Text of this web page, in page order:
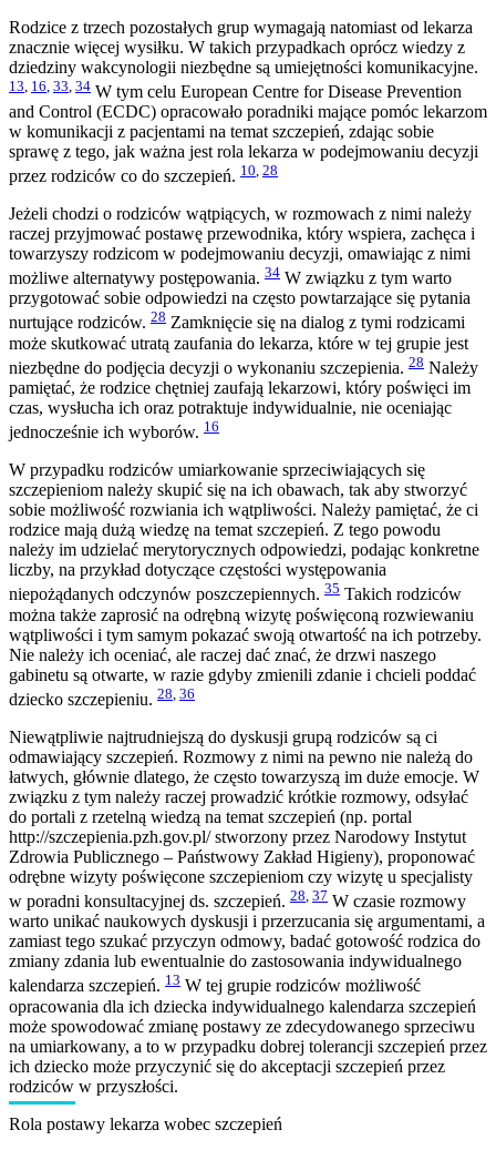
Rodzice z trzech pozostałych grup wymagają natomiast od lekarza
znacznie więcej wysiłku. W takich przypadkach oprócz wiedzy z
dziedziny wakcynologii niezbędne są umiejętności komunikacyjne.
13 16 33 34 W tym celu European Centre for Disease Prevention
and Control (ECDC) opracowało poradniki mające pomóc lekarzom
w komunikacji z pacjentami na temat szczepień, zdając sobie
sprawę z tego, jak ważna jest rola lekarza w podejmowaniu decyzji
przez rodziców co do szczepień. 10 28
Jeżeli chodzi o rodziców wątpiących, w rozmowach z nimi należy
raczej przyjmować postawę przewodnika, który wspiera, zachęca i
towarzyszy rodzicom w podejmowaniu decyzji, omawiając z nimi
możliwe alternatywy postępowania. 34 W związku z tym warto
przygotować sobie odpowiedzi na często powtarzające się pytania
nurtujące rodziców. 28 Zamknięcie się na dialog z tymi rodzicami
może skutkować utratą zaufania do lekarza, które w tej grupie jest
niezbędne do podjęcia decyzji o wykonaniu szczepienia. 28 Należy
pamiętać, że rodzice chętniej zaufają lekarzowi, który poświęci im
czas, wysłucha ich oraz potraktuje indywidualnie, nie oceniając
jednocześnie ich wyborów. 16
W przypadku rodziców umiarkowanie sprzeciwiających się
szczepieniom należy skupić się na ich obawach, tak aby stworzyć
sobie możliwość rozwiania ich wątpliwości. Należy pamiętać, że ci
rodzice mają dużą wiedzę na temat szczepień. Z tego powodu
należy im udzielać merytorycznych odpowiedzi, podając konkretne
liczby, na przykład dotyczące częstości występowania
niepożądanych odczynów poszczepiennych. 35 Takich rodziców
można także zaprosić na odrębną wizytę poświęconą rozwiewaniu
wątpliwości i tym samym pokazać swoją otwartość na ich potrzeby.
Nie należy ich oceniać, ale raczej dać znać, że drzwi naszego
gabinetu są otwarte, w razie gdyby zmienili zdanie i chcieli poddać
dziecko szczepieniu. 28 36
Niewątpliwie najtrudniejszą do dyskusji grupą rodziców są ci
odmawiający szczepień. Rozmowy z nimi na pewno nie należą do
łatwych, głównie dlatego, że często towarzyszą im duże emocje. W
związku z tym należy raczej prowadzić krótkie rozmowy, odsyłać
do portali z rzetelną wiedzą na temat szczepień (np. portal
http://szczepienia.pzh.gov.pl/ stworzony przez Narodowy Instytut
Zdrowia Publicznego – Państwowy Zakład Higieny), proponować
odrębne wizyty poświęcone szczepieniom czy wizytę u specjalisty
w poradni konsultacyjnej ds. szczepień. 28, 37 W czasie rozmowy
warto unikać naukowych dyskusji i przerzucania się argumentami, a
zamiast tego szukać przyczyn odmowy, badać gotowość rodzica do
zmiany zdania lub ewentualnie do zastosowania indywidualnego
kalendarza szczepień. 13 W tej grupie rodziców możliwość
opracowania dla ich dziecka indywidualnego kalendarza szczepień
może spowodować zmianę postawy ze zdecydowanego sprzeciwu
na umiarkowany, a to w przypadku dobrej tolerancji szczepień przez
ich dziecko może przyczynić się do akceptacji szczepień przez
rodziców w przyszłości.
Rola postawy lekarza wobec szczepień